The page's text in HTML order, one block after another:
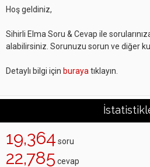
Hoş geldiniz,
Sihirli Elma Soru & Cevap ile
alabilirsiniz. Sorunuzu sorun ve diğer
Detaylı bilgi için buraya tıklayın.
19,364 soru
22,785 cevap